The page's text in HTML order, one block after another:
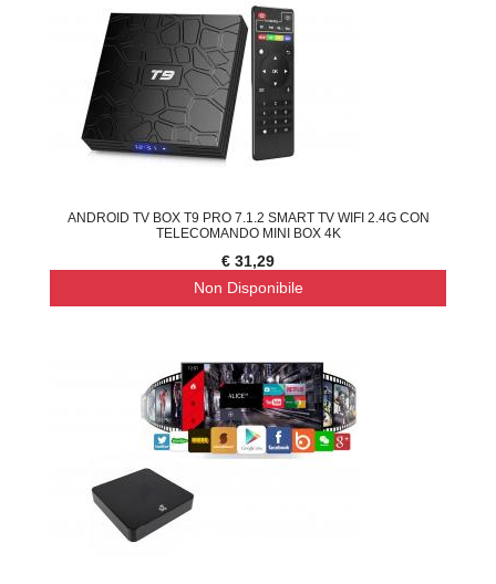
ANDROID TV BOX T9 PRO 7.1.2 SMART TV WIFI 2.4G CON
TELECOMANDO MINI BOX 4K
€ 31,29
Non Disponibile